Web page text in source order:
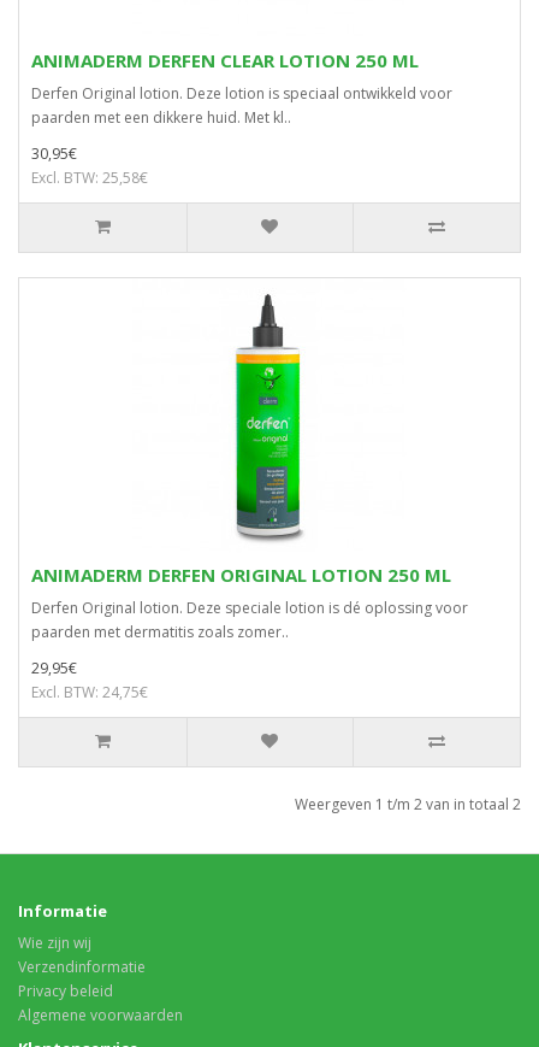
ANIMADERM DERFEN CLEAR LOTION 250 ML
Derfen Original lotion. Deze lotion is speciaal ontwikkeld voor
paarden met een dikkere huid. Met kl..
30,95€
Excl. BTW: 25,58€
ANIMADERM DERFEN ORIGINAL LOTION 250 ML
Derfen Original lotion. Deze speciale lotion is dé oplossing voor
paarden met dermatitis zoals zomer..
29,95€
Excl. BTW: 24,75€
Weergeven 1 t/m 2 van in totaal 2
Informatie
Wie zijn wij
Verzendinformatie
Privacy beleid
Algemene voorwaarden